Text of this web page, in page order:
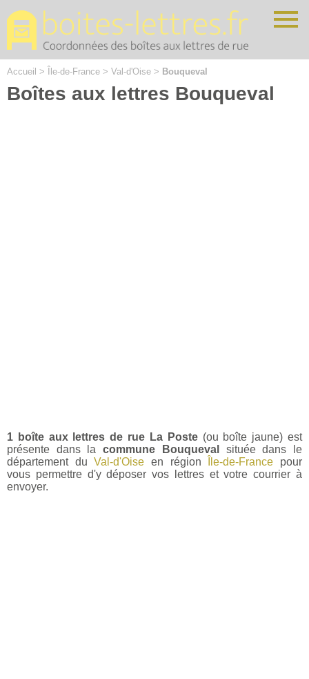
Accueil > Île-de-France > Val-d'Oise > Bouqueval
Boîtes aux lettres Bouqueval
1 boîte aux lettres de rue La Poste(ou boîte jaune) est
présente dans lacommune Bouqueval
située dans le
département duVal-d'Oise en région Île-de-France pour
vous permettre d'y déposer vos lettres et votre courrier à
envoyer.